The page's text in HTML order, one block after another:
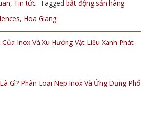
, Tin tức Tagged bất động sản hàng
, Hoa Giang
Inox Và Xu Hướng Vật Liệu Xanh Phát
Gì? Phân Loại Nẹp Inox Và Ứng Dụng Phổ